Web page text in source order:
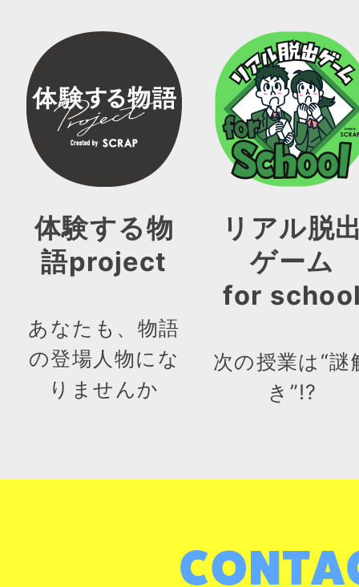
体験する物
語project
あなたも、物語
の登場人物にな
りませんか
リアル脱
ゲーム
for
次の授業は“謎
き”!?